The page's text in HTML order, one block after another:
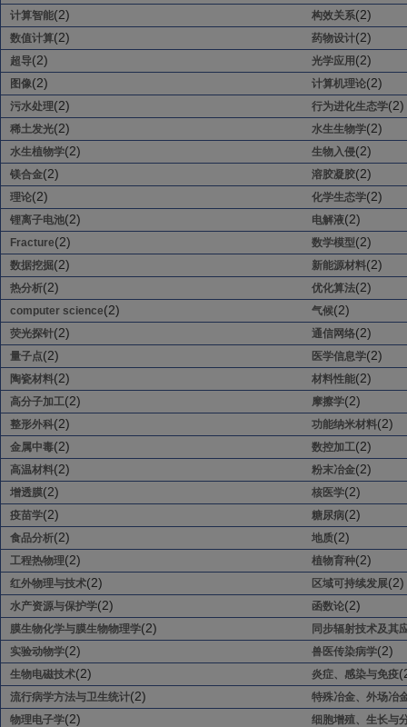
计算智能(2) 构效关系(2)
数值计算(2) 药物设计(2)
超导(2) 光学应用 (2)
图像(2) 计算机理论(2)
污水处理(2) 行为进化生态学(2)
稀土发光(2) 水生生物学(2)
水生植物学(2) 生物入侵(2)
镁合金(2) 溶胶凝胶(2)
理论(2) 化学生态学(2)
锂离子电池(2) 电解液(2)
Fracture(2) 数学模型(2)
数据挖掘(2) 新能源材料(2)
热分析(2) 优化算法(2)
computer science(2) 气候(2)
荧光探针(2) 通信网络(2)
量子点(2) 医学信息学(2)
陶瓷材料(2) 材料性能(2)
高分子加工(2) 摩擦学(2)
整形外科(2) 功能纳米材料(2)
金属中毒(2) 数控加工(2)
高温材料(2) 粉末冶金(2)
增透膜(2) 核医学(2)
疫苗学(2) 糖尿病(2)
食品分析(2) 地质(2)
工程热物理(2) 植物育种(2)
红外物理与技术(2) 区域可持续发展(2)
水产资源与保护学(2) 函数论(2)
膜生物化学与膜生物物理学(2)
同步辐射技术及其
实验动物学(2) 兽医传染病学(2)
生物电磁技术(2) 炎症、感染与免疫
流行病学方法与卫生统计(2)
特殊冶金、外场冶
物理电子学(2)
细胞增殖、生长与